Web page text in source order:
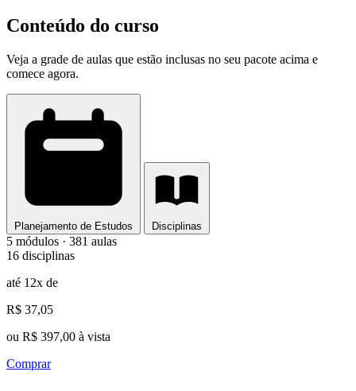
Conteúdo do curso
Veja a grade de aulas que estão inclusas no seu pacote acima e
comece agora.
Planejamento de Estudos Disciplinas
5 módulos · 381 aulas
16 disciplinas
até 12x de
R$ 37,05
ou R$ 397,00 à vista
Comprar